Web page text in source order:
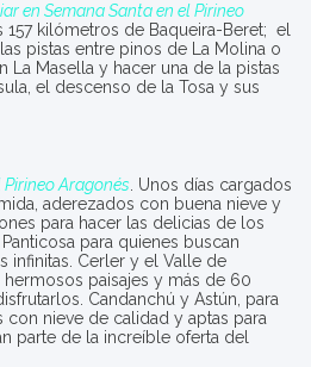
en Semana Santa en el Pirineo
157 kilómetros de Baqueira-Beret; el
pistas entre pinos de La Molina o
La Masella y hacer una de la pistas
el descenso de la Tosa y sus
Aragonés . Unos días cargados
aderezados con buena nieve y
para hacer las delicias de los
para quienes buscan
infinitas. Cerler y el Valle de
hermosos paisajes y más de 60
Candanchú y Astún, para
con nieve de calidad y aptas para
parte de la increíble oferta del